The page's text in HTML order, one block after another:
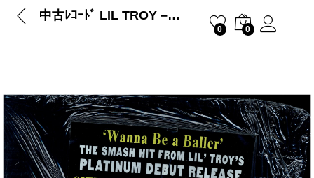
中古ﾚｺｰﾄﾞ LIL TROY – WANNA BE A BALLER
0 0